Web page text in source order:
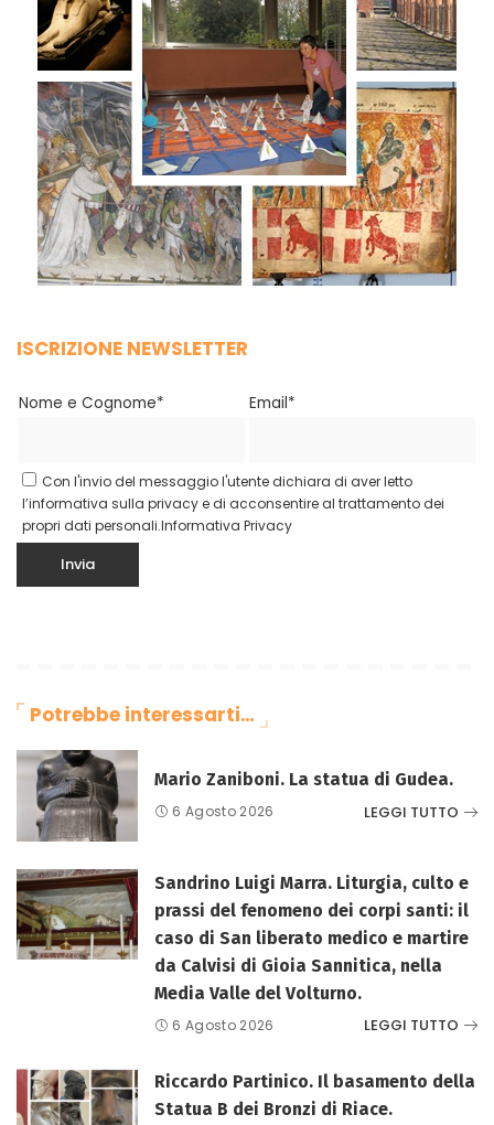
ISCRIZIONE NEWSLETTER
Nome e Cognome* Email*
Con l'invio del messaggio l'utente dichiara di aver letto
l’informativa sulla privacy e di acconsentire al trattamento dei
propri dati personali.Informativa Privacy
Potrebbe interessarti…
Mario Zaniboni. La statua di Gudea.
6 Agosto 2026 LEGGI TUTTO
Sandrino Luigi Marra. Liturgia, culto e
prassi del fenomeno dei corpi santi: il
caso di San liberato medico e martire
da Calvisi di Gioia Sannitica, nella
Media Valle del Volturno.
6 Agosto 2026 LEGGI TUTTO
Riccardo Partinico. Il basamento della
Statua B dei Bronzi di Riace.